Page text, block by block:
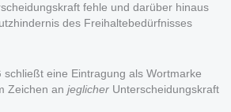
fehle und darüber hinaus
des Freihaltebedürfnisses
schließt eine Eintragung als Wortmarke
Zeichen an jeglicher Unterscheidungskraft